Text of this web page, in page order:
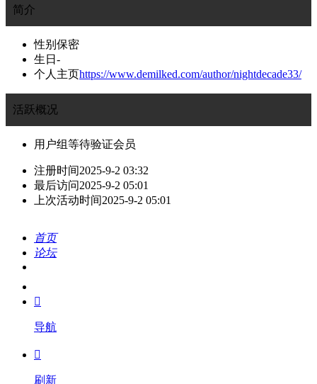
简介
性别 保密
生日 -
个人主页https://www.demilked.com/author/nightdecade33/
活跃概况
用户组等待验证会员
注册时间2025-9-2 03:32
最后访问2025-9-2 05:01
上次活动时间2025-9-2 05:01
首页
论坛
我的

导航

刷新